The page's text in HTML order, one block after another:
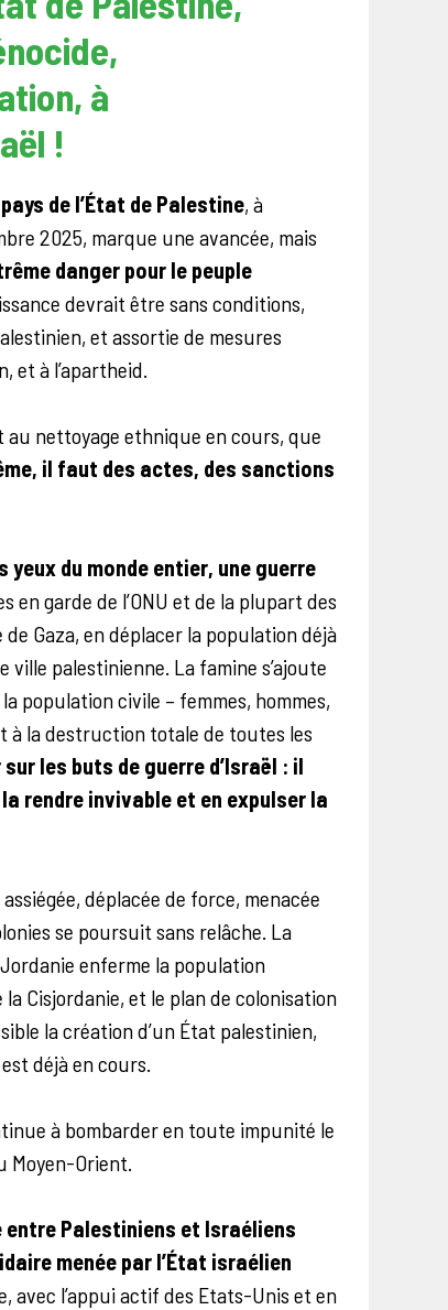
à
!
de l’État de Palestine, à
2025, marque une avancée, mais
danger pour le peuple
devrait être sans conditions,
et assortie de mesures
et à l’apartheid.
au nettoyage ethnique en cours, que
il faut des actes, des sanctions
yeux du monde entier, une guerre
en garde de l’ONU et de la plupart des
Gaza, en déplacer la population déjà
palestinienne. La famine s’ajoute
population civile – femmes, hommes,
à la destruction totale de toutes les
les buts de guerre d’Israël : il
rendre invivable et en expulser la
déplacée de force, menacée
se poursuit sans relâche. La
enferme la population
Cisjordanie, et le plan de colonisation
la création d’un État palestinien,
déjà en cours.
à bombarder en toute impunité le
Moyen-Orient.
Palestiniens et Israéliens
menée par l’État israélien
avec l’appui actif des Etats-Unis et en